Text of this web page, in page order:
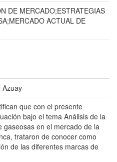
DE MERCADO;ESTRATEGIAS
ACTUAL DE
Azuay
que con el presente
bajo el tema Análisis de la
gaseosas en el mercado de la
trataron de conocer como
de las diferentes marcas de